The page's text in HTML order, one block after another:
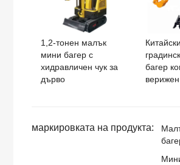
1,2-тонен малък
мини багер с
хидравличен чук за
дърво
багер
маркировката на продукта: